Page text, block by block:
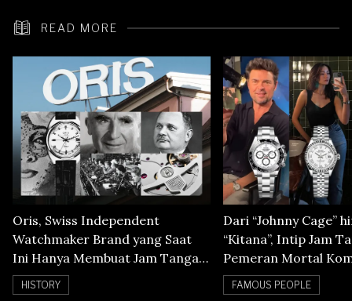
READ MORE
Oris, Swiss Independent
Watchmaker Brand yang Saat
Ini Hanya Membuat Jam Tangan
Mechanical
HISTORY
Dari “Johnny Cage”
“Kitana”, Intip Jam
Pemeran Mortal
FAMOUS PEOPLE